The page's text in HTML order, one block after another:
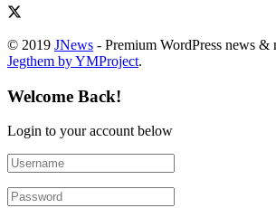
© 2019 JNews - Premium WordPress news &
Jegthem by YMProject.
Welcome Back!
Login to your account below